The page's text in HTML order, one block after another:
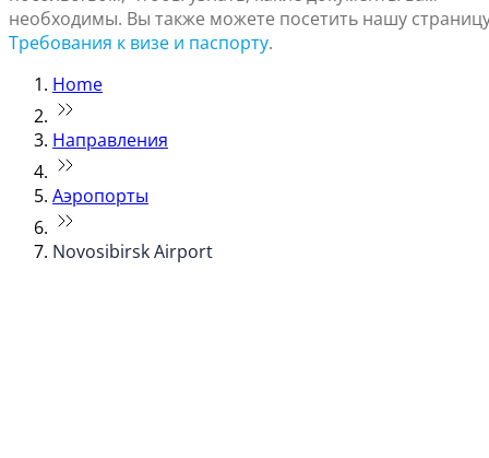
необходимы. Вы также можете посетить нашу
Требования к визе и паспорту.
Home
Направления
Аэропорты
Novosibirsk Airport